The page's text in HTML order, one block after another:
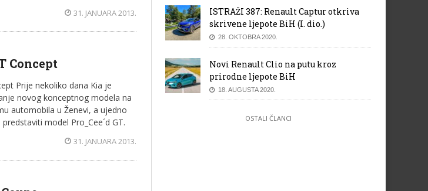
31. JANUARA 2013.
Concept
Prije nekoliko dana Kia je
novog konceptnog modela na
automobila u Ženevi, a ujedno
model Pro_Cee´d GT.
31. JANUARA 2013.
ISTRAŽI 387: Renault Captur otkriva
skrivene ljepote BiH (I. dio.)
28. OKTOBRA 2020.
Novi Renault Clio na putu kroz
prirodne ljepote BiH
18. AUGUSTA 2020.
OSTALI ČLANCI